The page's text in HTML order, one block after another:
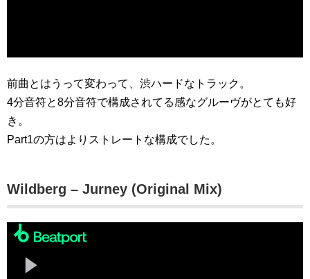
前曲とはうって変わって、渋ハードなトラック。
4分音符と8分音符で構成されてる感なグルーヴがとても好
き。
Part1の方はよりストレートな構成でした。
Wildberg – Jurney (Original Mix)